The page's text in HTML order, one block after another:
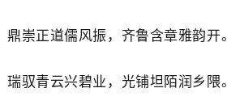
鼎崇正道儒风振，齐鲁含章雅韵开。
瑞驭青云兴碧业，光铺坦陌润乡隈。